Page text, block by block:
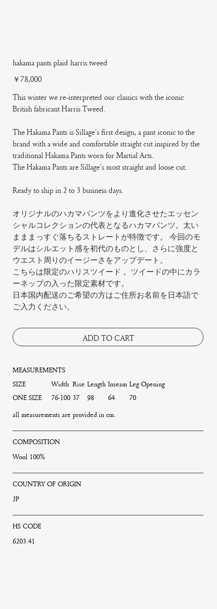
hakama pants plaid harris tweed
Price
￥78,000
This winter we re-interpreted our classics with the iconic
British fabricant Harris Tweed.
The Hakama Pants is Sillage's first design, a pant iconic to the
brand with a wide and comfortable straight cut inspired by the
traditional Hakama Pants worn for Martial Arts.
The Hakama Pants are Sillage's most straight and loose cut.
Ready to ship in 2 to 3 business days.
オリジナルのハカマパンツをより進化させたエッセン
シャルコレクションの代表となるハカマパンツ。太い
まままっすぐ落ちるストレートが特徴です。 今回のモ
デルはシルエット感を初代のものとし、さらに強度と
ウエスト周りのイージーさをアップデート。
こちらは限定のハリスツイード 。ツイードの中にカラ
ーネップの入った限定素材です。
日本国内配送のご希望の方はご住所お名前を日本語で
ご入力ください。
ADD TO CART
MEASUREMENTS
SIZE
Width Rise Length Inseam Leg Opening
ONE SIZE
76-100 37 98 64
70
all measurements are provided in cm.
COMPOSITION
Wool 100%
COUNTRY OF ORIGIN
JP
HS CODE
6203.41